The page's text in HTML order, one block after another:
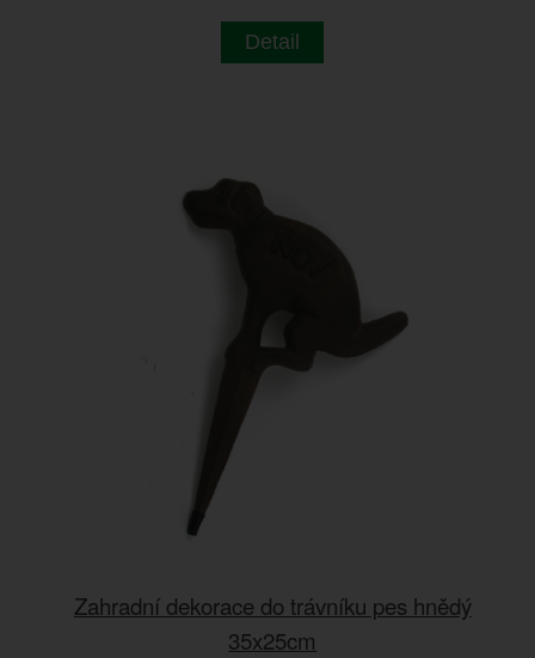
Detail
Zahradní dekorace do trávníku pes hnědý
35x25cm